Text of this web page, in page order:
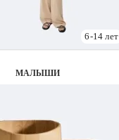
6-14 лет
МАЛЫШИ